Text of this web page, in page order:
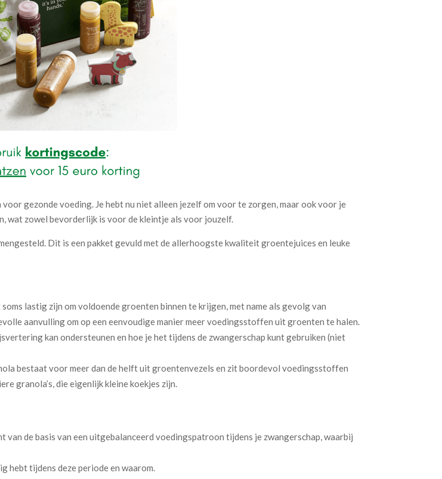
gezonde voeding. Je hebt nu niet alleen jezelf om voor te zorgen, maar ook voor je
wat zowel bevorderlijk is voor de kleintje als voor jouzelf.
Dit is een pakket gevuld met de allerhoogste kwaliteit groentejuices en leuke
lastig zijn om voldoende groenten binnen te krijgen, met name als gevolg van
aanvulling om op een eenvoudige manier meer voedingsstoffen uit groenten te halen.
kan ondersteunen en hoe je het tijdens de zwangerschap kunt gebruiken (niet
bestaat voor meer dan de helft uit groentenvezels en zit boordevol voedingsstoffen
granola’s, die eigenlijk kleine koekjes zijn.
van de basis van een uitgebalanceerd voedingspatroon tijdens je zwangerschap, waarbij
hebt tijdens deze periode en waarom.